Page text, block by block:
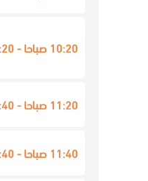
10:20 صباحا - 11:20 صباحا
11:20 صباحا - 11:40 صباحا
11:40 صباحا - 12:40 مساء